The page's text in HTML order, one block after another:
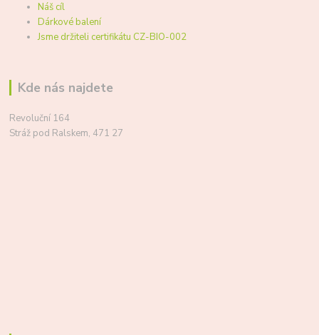
Náš cíl
Dárkové balení
Jsme držiteli certifikátu CZ-BIO-002
Kde nás najdete
Revoluční 164
Stráž pod Ralskem, 471 27